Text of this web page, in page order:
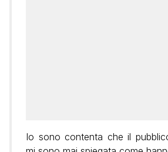
Io sono contenta che il